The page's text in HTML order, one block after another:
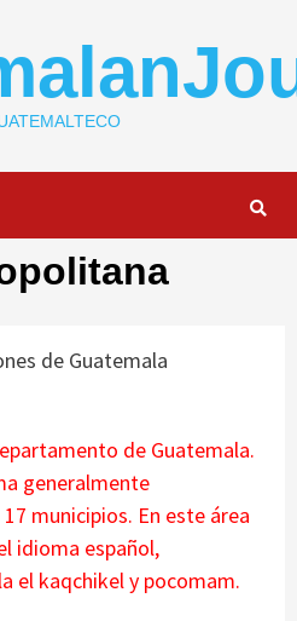
de Guatemala.
generalmente
municipios. En este área
idioma español,
el kaqchikel y pocomam.